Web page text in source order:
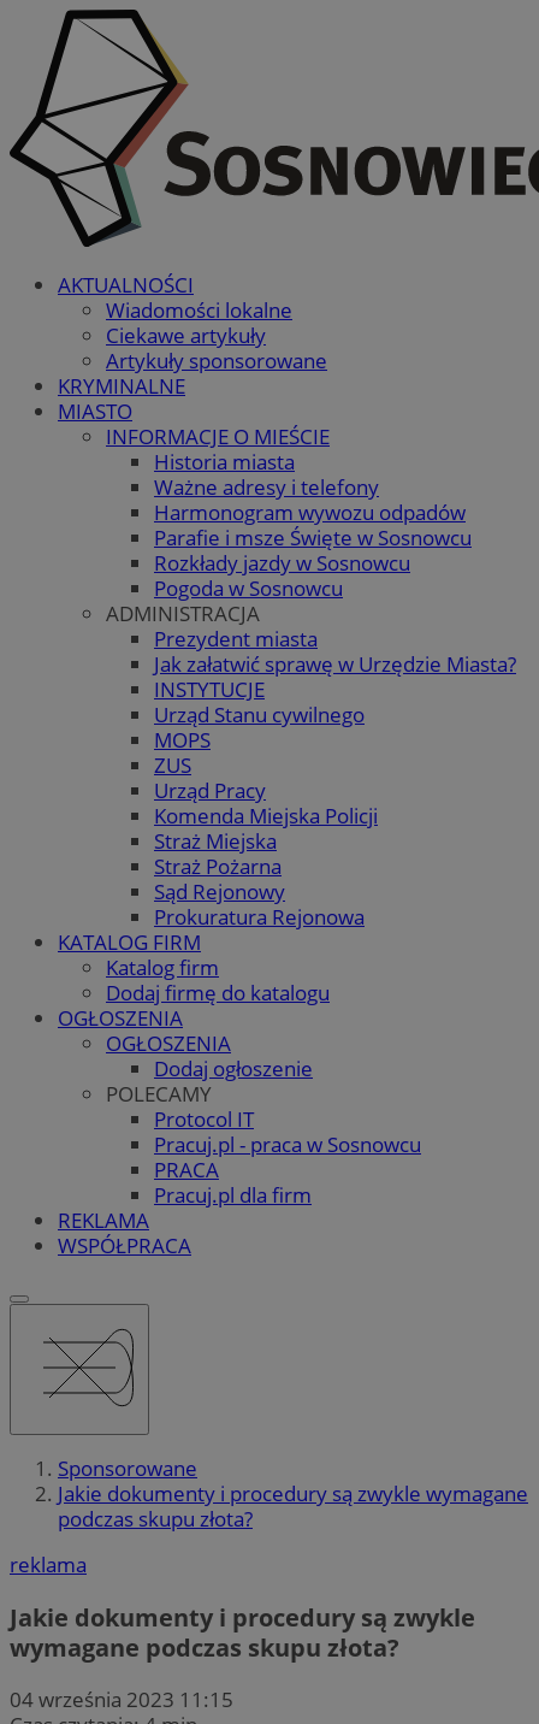
AKTUALNOŚCI
Wiadomości lokalne
Ciekawe artykuły
Artykuły sponsorowane
KRYMINALNE
MIASTO
INFORMACJE O MIEŚCIE
Historia miasta
Ważne adresy i telefony
Harmonogram wywozu odpadów
Parafie i msze Święte w Sosnowcu
Rozkłady jazdy w Sosnowcu
Pogoda w Sosnowcu
ADMINISTRACJA
Prezydent miasta
Jak załatwić sprawę w Urzędzie Miasta?
INSTYTUCJE
Urząd Stanu cywilnego
MOPS
ZUS
Urząd Pracy
Komenda Miejska Policji
Straż Miejska
Straż Pożarna
Sąd Rejonowy
Prokuratura Rejonowa
KATALOG FIRM
Katalog firm
Dodaj firmę do katalogu
OGŁOSZENIA
OGŁOSZENIA
Dodaj ogłoszenie
POLECAMY
Protocol IT
Pracuj.pl - praca w Sosnowcu
PRACA
Pracuj.pl dla firm
REKLAMA
WSPÓŁPRACA
Sponsorowane
Jakie dokumenty i procedury są zwykle wymagane
podczas skupu złota?
reklama
Jakie dokumenty i procedury są zwykle
wymagane podczas skupu złota?
04 września 2023 11:15